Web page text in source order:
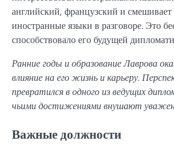
английский, французский и
иностранные языки в разговоре. Это
способствовало его будущей
Ранние годы и образование Лаврова
влияние на его жизнь и карьеру.
превратился в одного из ведущих
чьими достижениями внушают
Важные должности